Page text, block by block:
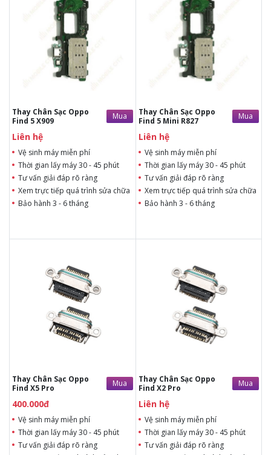
Thay Chân Sạc Oppo
Find 5 X909
Mua
Liên hệ
Vệ sinh máy miễn phí
Thời gian lấy máy 30 - 45 phút
Tư vấn giải đáp rõ ràng
Xem trực tiếp quá trình sửa chữa
Bảo hành 3 - 6 tháng
Liên hệ
Vệ sinh máy miễn phí
Thời gian lấy máy 30 - 45
phút
Tư vấn giải đáp rõ ràng
Xem trực tiếp quá trình
thay/ép mặt kính
Tùy ý lựa chọn mặt
Thay Chân Sạc Oppo
Find 5 Mini R827
Mua
Liên hệ
Vệ sinh máy miễn phí
Thời gian lấy máy 30 - 45 phút
Tư vấn giải đáp rõ ràng
Xem trực tiếp quá trình sửa chữa
Bảo hành 3 - 6 tháng
Liên hệ
Vệ sinh máy miễn phí
Thời gian lấy máy 30 - 45
phút
Tư vấn giải đáp rõ ràng
Xem trực tiếp quá trình
thay/ép mặt kính
Tùy ý lựa chọn mặt
Thay Chân Sạc Oppo
Find X5 Pro
Mua
400.000đ
Vệ sinh máy miễn phí
Thời gian lấy máy 30 - 45 phút
Tư vấn giải đáp rõ ràng
400.000đ Liên hệ
Vệ sinh máy miễn phí
Thời gian lấy máy 30 - 45
Tư vấn giải đáp rõ ràng
Xem trực tiếp quá trình
thay/ép mặt kính
Tùy ý lựa chọn mặt
Thay Chân Sạc Oppo
Find X2 Pro
Mua
Liên hệ
Vệ sinh máy miễn phí
Thời gian lấy máy 30 - 45 phút
Tư vấn giải đáp rõ ràng
Liên hệ Liên hệ
Vệ sinh máy miễn phí
Thời gian lấy máy 30 - 45
Tư vấn giải đáp rõ ràng
Xem trực tiếp quá trình
thay/ép mặt kính
Tùy ý lựa chọn mặt